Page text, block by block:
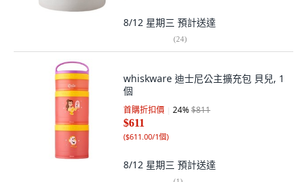
8/12 星期三 預計送達
(24)
whiskware 迪士尼公主擴充包 貝兒, 1
個
首購折扣價 24%$811
$611
($611.00/1個)
8/12 星期三 預計送達